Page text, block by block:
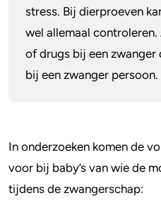
stress. Bij dierproeven
wel allemaal
of drugs bij een
bij een zwanger persoon.
In onderzoeken komen de
voor bij baby’s van wie de
tijdens de zwangerschap: